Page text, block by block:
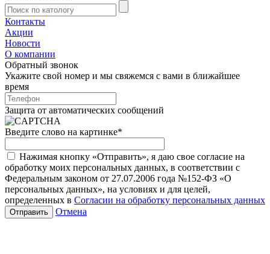
Контакты
Акции
Новости
О компании
Обратный звонок
Укажите свой номер и мы свяжемся с вами в ближайшее
время
Защита от автоматических сообщений
Введите слово на картинке*
Нажимая кнопку «Отправить», я даю свое согласие на
обработку моих персональных данных, в соответствии с
Федеральным законом от 27.07.2006 года №152-ФЗ «О
персональных данных», на условиях и для целей,
определенных в Согласии на обработку персональных данных
Отмена